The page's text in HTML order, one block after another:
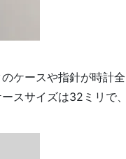
ケースや指針が時計全
スサイズは32ミリで、